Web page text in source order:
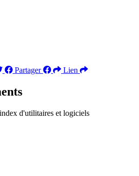
Partager Lien
d'utilitaires et logiciels